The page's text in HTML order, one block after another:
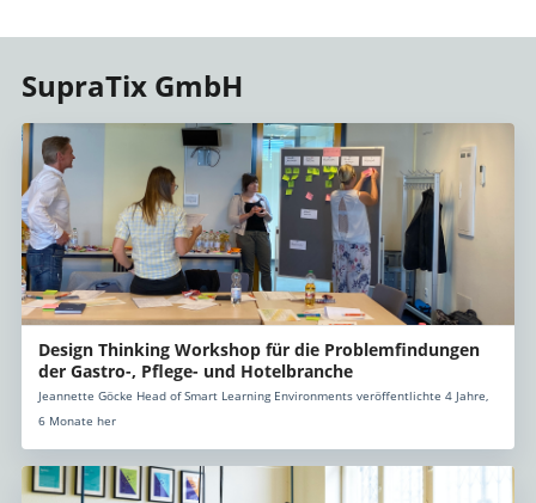
SupraTix GmbH
Design Thinking Workshop für die Problemfindungen
der Gastro-, Pflege- und Hotelbranche
Jeannette Göcke Head of Smart Learning Environments veröffentlichte 4 Jahre,
6 Monate her